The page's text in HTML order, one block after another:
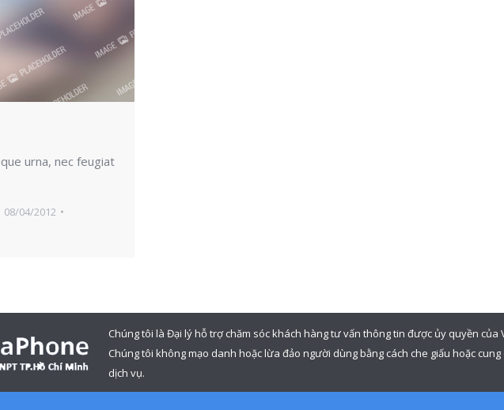
urna, nec feugiat
08/04/2012
Chúng tôi là Đại lý hỗ trợ chăm sóc khách hàng tư vấn thông tin được ủy quyền của
Chúng tôi không mạo danh hoặc lừa đảo người dùng bằng cách che giấu hoặc
dịch vụ.